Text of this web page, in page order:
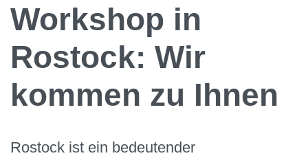
Workshop in
Rostock: Wir
kommen zu Ihnen
Rostock ist ein bedeutender